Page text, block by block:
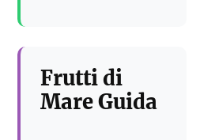
Frutti di
Mare Guida